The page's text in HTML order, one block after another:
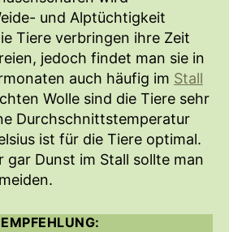
und Alptüchtigkeit
Tiere verbringen ihre Zeit
jedoch findet man sie in
auch häufig im Stall
Wolle sind die Tiere sehr
Durchschnittstemperatur
ist für die Tiere optimal.
gar Dunst im Stall sollte man